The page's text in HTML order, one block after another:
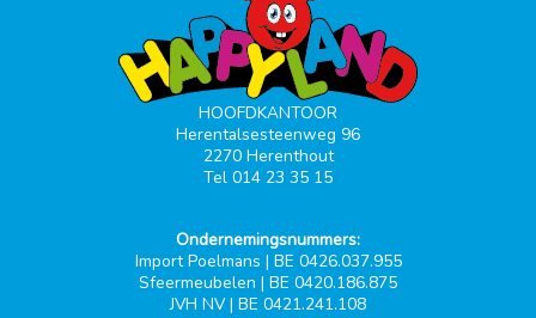
HOOFDKANTOOR
Herentalsesteenweg 96
2270 Herenthout
Tel 014 23 35 15
Ondernemingsnummers:
Import Poelmans | BE 0426.037.955
Sfeermeubelen | BE 0420.186.875
JVH NV | BE 0421.241.108